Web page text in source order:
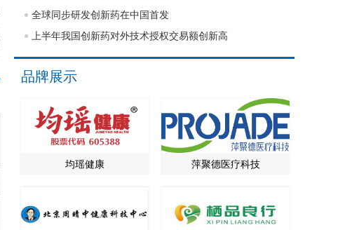
全球同步研发创新药在中国首发
上半年我国创新药对外技术授权交易额创新高
品牌展示
均瑶健康 萍聚德医疗科技